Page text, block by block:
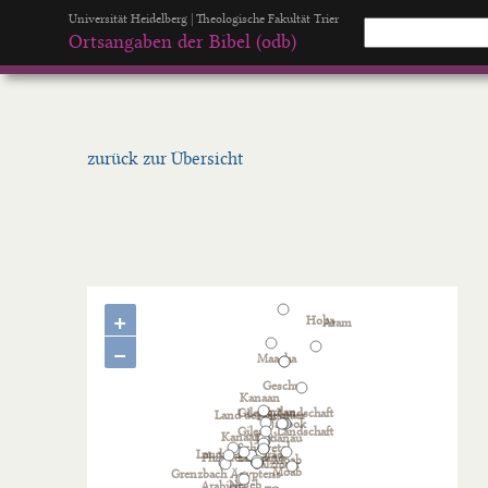
Universität Heidelberg | Theologische Fakultät Trier
Ortsangaben der Bibel (odb)
zurück zur Übersicht
+
−